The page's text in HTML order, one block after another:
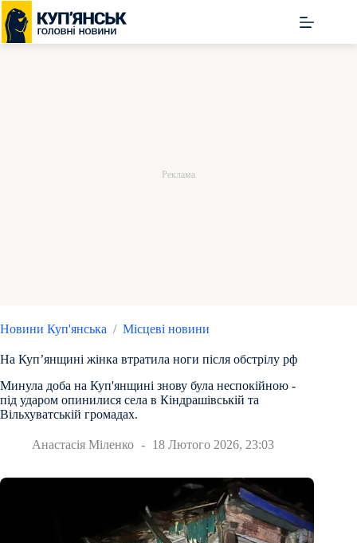
Перейти
до
вмісту
Новини Куп'янська / Місцеві новини
На Куп’янщині жінка втратила ноги після обстрілу рф
Минула доба на Куп'янщині знову була неспокійною -
під ударом опинилися села в Кіндрашівській та
Вільхуватській громадах.
Анастасія Міленко 18 Лютого 2026, 23:03